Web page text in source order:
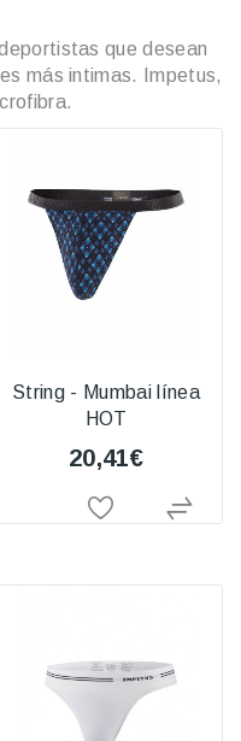
que desean
más intimas. Impetus,
String - Mumbai línea
HOT
20,41€